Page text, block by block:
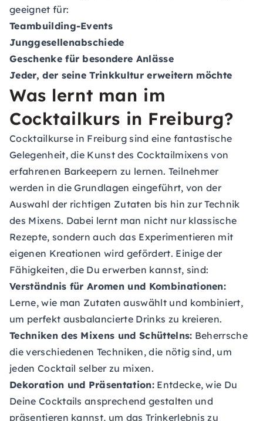
geeignet für:
Teambuilding-Events
Junggesellenabschiede
Geschenke für besondere Anlässe
Jeder, der seine Trinkkultur erweitern möchte
Was lernt man im
Cocktailkurs in Freiburg?
Cocktailkurse in Freiburg sind eine fantastische
Gelegenheit, die Kunst des Cocktailmixens von
erfahrenen Barkeepern zu lernen. Teilnehmer
werden in die Grundlagen eingeführt, von der
Auswahl der richtigen Zutaten bis hin zur Technik
des Mixens. Dabei lernt man nicht nur klassische
Rezepte, sondern auch das Experimentieren mit
eigenen Kreationen wird gefördert. Einige der
Fähigkeiten, die Du erwerben kannst, sind:
Verständnis für Aromen und Kombinationen:
Lerne, wie man Zutaten auswählt und kombiniert,
um perfekt ausbalancierte Drinks zu kreieren.
Techniken des Mixens und Schüttelns: Beherrsche
die verschiedenen Techniken, die nötig sind, um
jeden Cocktail selber zu mixen.
Dekoration und Präsentation:Entdecke, wie Du
Deine Cocktails ansprechend gestalten und
präsentieren kannst, um das Trinkerlebnis zu